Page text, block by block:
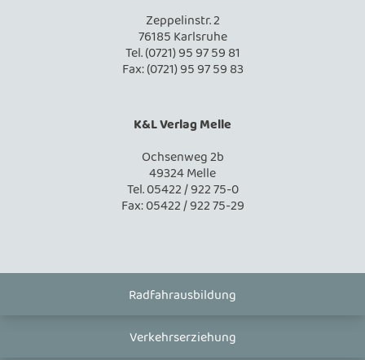
Zeppelinstr. 2
76185 Karlsruhe
Tel. (0721) 95 97 59 81
Fax: (0721) 95 97 59 83
K&L Verlag Melle
Ochsenweg 2b
49324 Melle
Tel. 05422 / 922 75-0
Fax: 05422 / 922 75-29
Radfahrausbildung
Verkehrserziehung